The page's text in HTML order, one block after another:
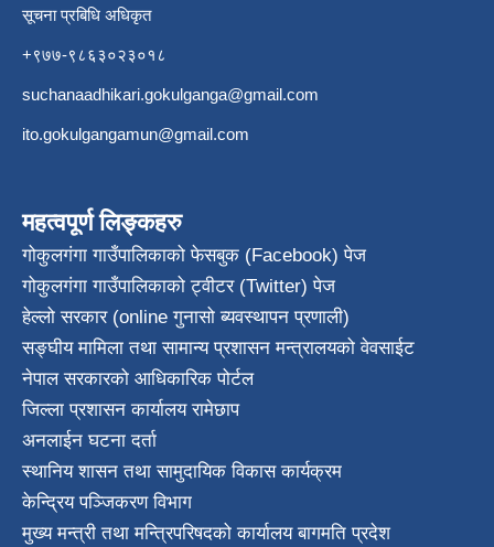
सूचना प्रबिधि अधिकृत
+९७७-९८६३०२३०१८
suchanaadhikari.gokulganga@gmail.com
ito.gokulgangamun@gmail.com
महत्वपूर्ण लिङ्कहरु
गोकुलगंगा गाउँपालिकाको फेसबुक (Facebook) पेज
गोकुलगंगा गाउँपालिकाको ट्वीटर (Twitter) पेज
हेल्लो सरकार (online गुनासो ब्यवस्थापन प्रणाली)
सङ्घीय मामिला तथा सामान्य प्रशासन मन्त्रालयको वेवसाईट
नेपाल सरकारको आधिकारिक पोर्टल
जिल्ला प्रशासन कार्यालय रामेछाप
अनलाईन घटना दर्ता
स्थानिय शासन तथा सामुदायिक विकास कार्यक्रम
केन्द्रिय पञ्जिकरण विभाग
मुख्य मन्त्री तथा मन्त्रिपरिषदको कार्यालय बागमति प्रदेश